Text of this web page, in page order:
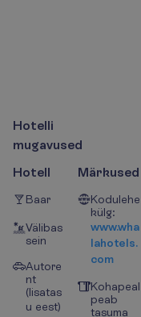
Hotelli
mugavused
Hotell
Baar
Välibas
sein
Autore
nt
(lisatas
u eest)
Märkused
Kodulehe
külg:
www.wha
lahotels.
com
Kohapeal
peab
tasuma